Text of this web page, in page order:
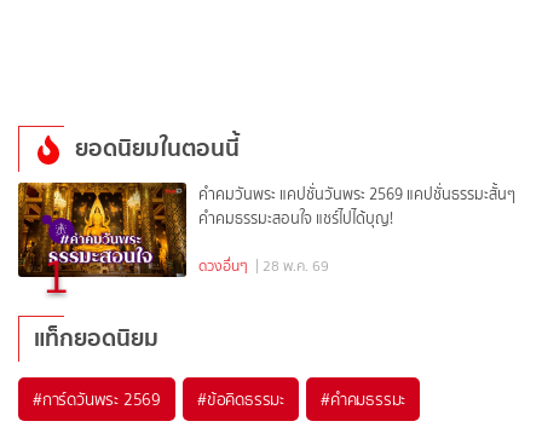
ยอดนิยมในตอนนี้
1
คำคมวันพระ แคปชั่นวันพระ 2569 แคปชั่นธรรมะสั้นๆ
คำคมธรรมะสอนใจ แชร์ไปได้บุญ!
ดวงอื่นๆ | 28 พ.ค. 69
แท็กยอดนิยม
#การ์ดวันพระ 2569 #ข้อคิดธรรมะ #คำคมธรรมะ